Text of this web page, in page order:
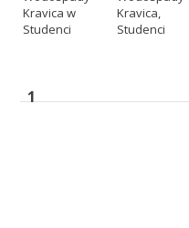
Kravica w
Studenci
Kravica,
Studenci
1